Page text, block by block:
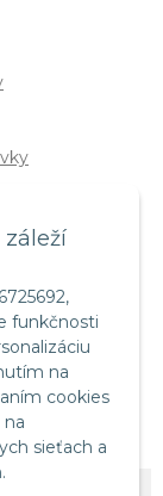
funkčnosti
na
cookies
sieťach a